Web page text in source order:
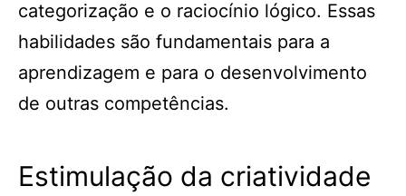
categorização e o raciocínio lógico. Essas
habilidades são fundamentais para a
aprendizagem e para o desenvolvimento
de outras competências.
Estimulação da criatividade